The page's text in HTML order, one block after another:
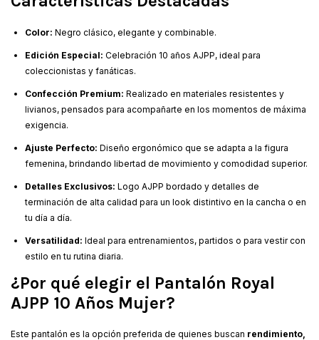
Color: Negro clásico, elegante y combinable.
Edición Especial: Celebración 10 años AJPP, ideal para
coleccionistas y fanáticas.
Confección Premium: Realizado en materiales resistentes y
livianos, pensados para acompañarte en los momentos de máxima
exigencia.
Ajuste Perfecto: Diseño ergonómico que se adapta a la figura
femenina, brindando libertad de movimiento y comodidad superior.
Detalles Exclusivos: Logo AJPP bordado y detalles de
terminación de alta calidad para un look distintivo en la cancha o en
tu día a día.
Versatilidad: Ideal para entrenamientos, partidos o para vestir con
estilo en tu rutina diaria.
¿Por qué elegir el Pantalón Royal
AJPP 10 Años Mujer?
Este pantalón es la opción preferida de quienes buscan rendimiento,